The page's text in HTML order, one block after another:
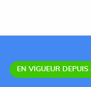
EN VIGUEUR